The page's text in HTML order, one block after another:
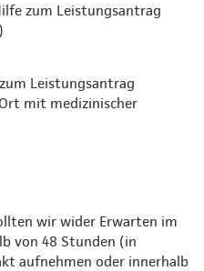
zum Leistungsantrag
Leistungsantrag
mit medizinischer
wir wider Erwarten im
von 48 Stunden (in
aufnehmen oder innerhalb